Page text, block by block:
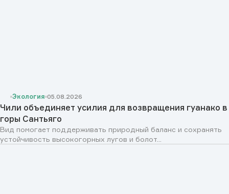
Экология 05.08.2026
Чили объединяет усилия для возвращения гуанако в
горы Сантьяго
Вид помогает поддерживать природный баланс и сохранять
устойчивость высокогорных лугов и болот...